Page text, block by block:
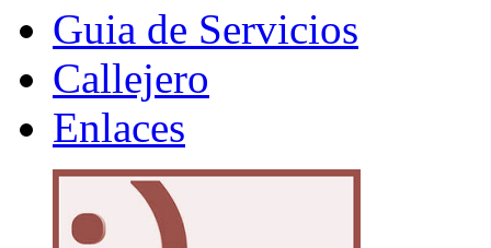
Guia de Servicios
Callejero
Enlaces